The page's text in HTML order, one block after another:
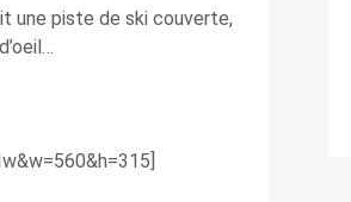
une piste de ski couverte,